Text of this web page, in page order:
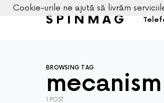
SPINMAG
BROWSING TAG
1 POST
Cookie-urile ne ajută să livrăm